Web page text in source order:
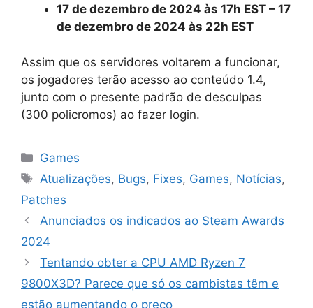
17 de dezembro de 2024 às 17h EST – 17
de dezembro de 2024 às 22h EST
Assim que os servidores voltarem a funcionar,
os jogadores terão acesso ao conteúdo 1.4,
junto com o presente padrão de desculpas
(300 policromos) ao fazer login.
Categorias
Games
Tags
Atualizações, Bugs, Fixes, Games, Notícias,
Patches
Anunciados os indicados ao Steam Awards
2024
Tentando obter a CPU AMD Ryzen 7
9800X3D? Parece que só os cambistas têm e
estão aumentando o preço